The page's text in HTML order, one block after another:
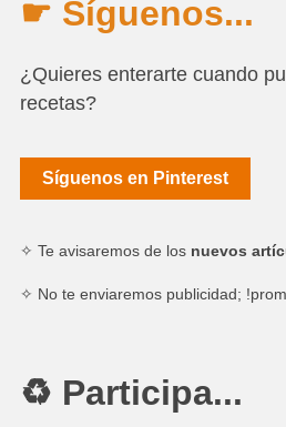
☛ Síguenos...
¿Quieres enterarte cuando
recetas?
Síguenos en Pinterest
✧ Te avisaremos de los nuevos
✧ No te enviaremos publicidad;
♻ Participa...